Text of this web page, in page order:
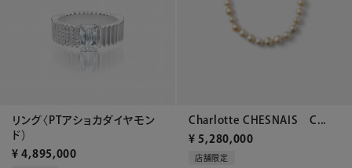
リング〈PTアショカダイヤモン
ド）
¥ 4,895,000
Charlotte CHESNAIS C...
¥ 5,280,000
店舗限定